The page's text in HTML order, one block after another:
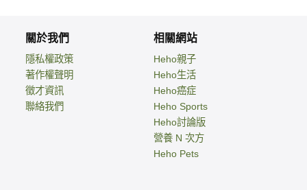
關於我們
隱私權政策
著作權聲明
徵才資訊
聯絡我們
相關網站
Heho親子
Heho生活
Heho癌症
Heho Sports
Heho討論版
營養 N 次方
Heho Pets